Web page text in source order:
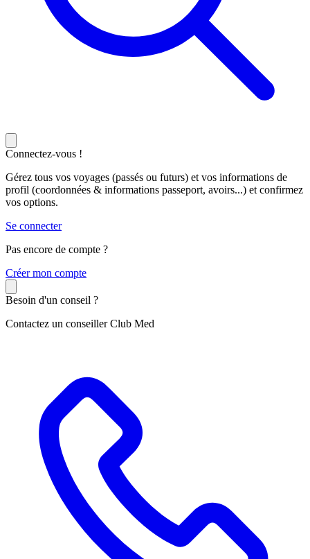
Connectez-vous !
Gérez tous vos voyages (passés ou futurs) et vos informations de
profil (coordonnées & informations passeport, avoirs...) et confirmez
vos options.
Se connecter
Pas encore de compte ?
Créer mon compte
Besoin d'un conseil ?
Contactez un conseiller Club Med